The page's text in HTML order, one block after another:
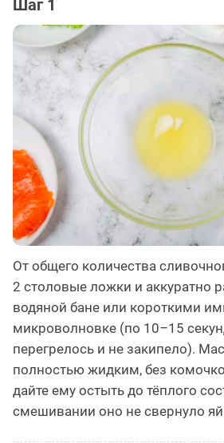
Шаг 1
От общего количества
2 столовые ложки и аккуратно
водяной бане или короткими
микроволновке (по 10–15
перегрелось и не закипело).
полностью жидким, без
дайте ему остыть до тёплого
смешивании оно не свернуло